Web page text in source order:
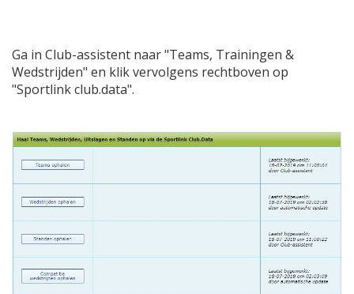
Ga in Club-assistent naar "Teams, Trainingen &
Wedstrijden" en klik vervolgens rechtboven op
"Sportlink club.data".